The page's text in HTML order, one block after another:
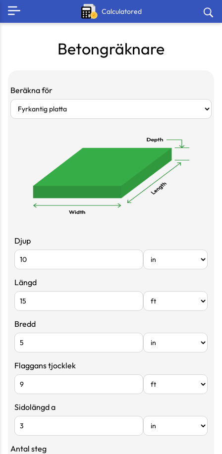
Calculatored
Betongräknare
Beräkna för
Djup
Längd
Bredd
Flaggans tjocklek
Sidolängd a
Antal steg